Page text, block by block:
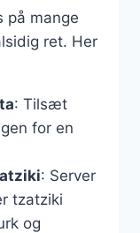
på mange
ret. Her
: Tilsæt
for en
: Server
tzatziki
og